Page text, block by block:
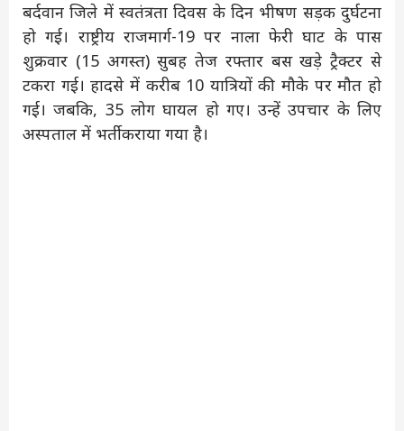
बर्दवान जिले में स्वतंत्रता दिवस के दिन भीषण सड़क दुर्घटना
हो गई। राष्ट्रीय राजमार्ग-19 पर नाला फेरी घाट के पास
शुक्रवार (15 अगस्त) सुबह तेज रफ्तार बस खड़े ट्रैक्टर से
टकरा गई। हादसे में करीब 10 यात्रियों की मौके पर मौत हो
गई। जबकि, 35 लोग घायल हो गए। उन्हें उपचार के लिए
अस्पताल में भर्ती कराया गया है।